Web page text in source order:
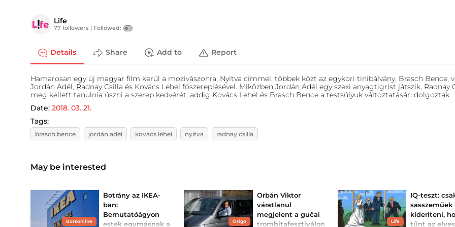
Life
77 followers | Followed:
Details Share Add to Report
Hamarosan egy új magyar film kerül a mozivászonra, Nyitva címmel, többek közt az egykori tinibálvány, Brasch Bence,
Jordán Adél, Radnay Csilla és Kovács Lehel főszereplésével. Miközben Jordán Adél egy szexi anyagtigrist játszik, Radnay
meg kellett tanulnia úszni a szerep kedvérét, addig Kovács Lehel és Brasch Bence a testsúlyuk változtatásán dolgoztak.
Date: 2018. 03. 21.
Tags:
brasch bence jordán adél kovács lehel nyitva radnay csilla
May be interested
Borsonline
Botrány az IKEA-
ban:
Bemutatóágyon
estek egymásnak a
Origo
Orbán Viktor
váratlanul
megjelent a gučai
trombitafesztiválon
Life
IQ-teszt:
kideríteni,
tűnt az